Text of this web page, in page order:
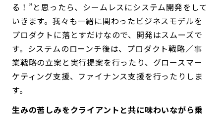
る！”と思ったら、シームレスにシステム開発をして
いきます。我々も一緒に関わったビジネスモデルを
プロダクトに落とすだけなので、開発はスムーズで
す。システムのローンチ後は、プロダクト戦略／事
業戦略の立案と実行提案を行ったり、グロースマー
ケティング支援、ファイナンス支援を行ったりしま
す。
生みの苦しみをクライアントと共に味わいながら乗